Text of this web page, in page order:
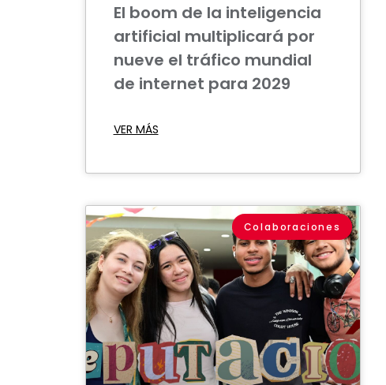
El boom de la inteligencia
artificial multiplicará por
nueve el tráfico mundial
de internet para 2029
VER MÁS
Colaboraciones